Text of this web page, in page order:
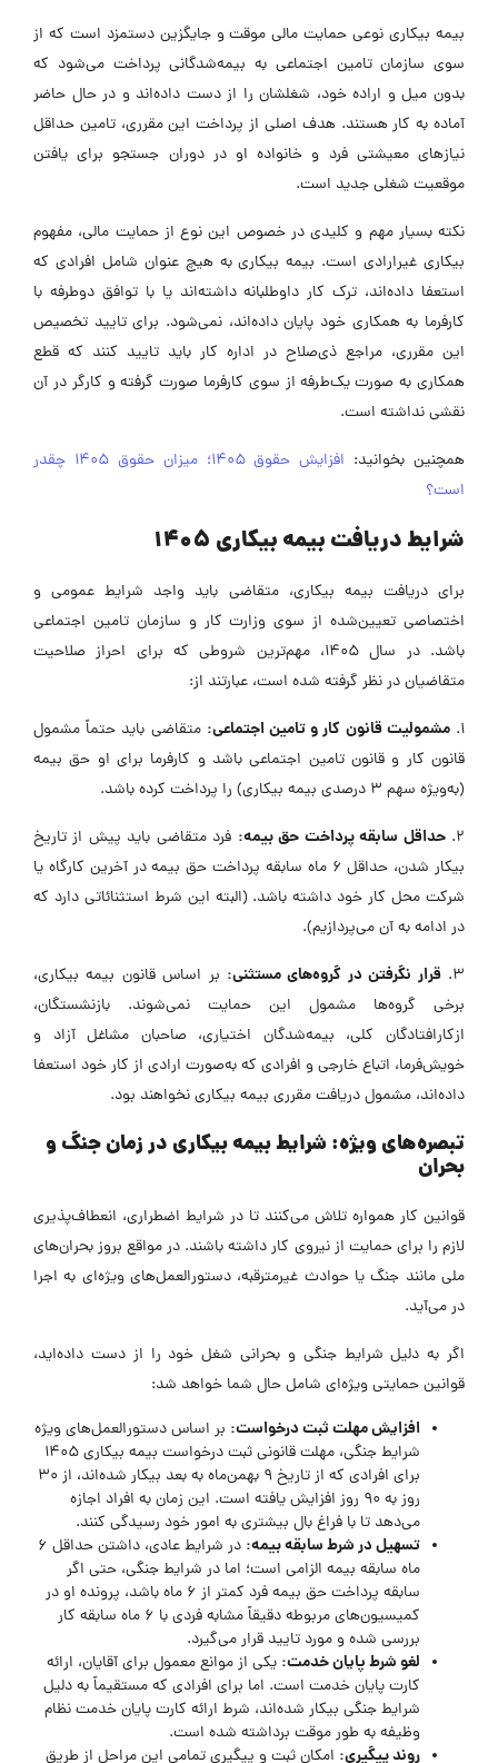
بیمه بیکاری نوعی حمایت مالی موقت و جایگزین دستمزد است که از
سوی سازمان تامین اجتماعی به بیمه‌شدگانی پرداخت می‌شود که
بدون میل و اراده خود، شغلشان را از دست داده‌اند و در حال حاضر
آماده به کار هستند. هدف اصلی از پرداخت این مقرری، تامین حداقل
نیازهای معیشتی فرد و خانواده او در دوران جستجو برای یافتن
موقعیت شغلی جدید است.
نکته بسیار مهم و کلیدی در خصوص این نوع از حمایت مالی، مفهوم
بیکاری غیرارادی است. بیمه بیکاری به هیچ عنوان شامل افرادی که
استعفا داده‌اند، ترک کار داوطلبانه داشته‌اند یا با توافق دوطرفه با
کارفرما به همکاری خود پایان داده‌اند، نمی‌شود. برای تایید تخصیص
این مقرری، مراجع ذی‌صلاح در اداره کار باید تایید کنند که قطع
همکاری به صورت یک‌طرفه از سوی کارفرما صورت گرفته و کارگر در آن
نقشی نداشته است.
همچنین بخوانید:
افزایش حقوق 1405؛ میزان حقوق 1405 چقدر
است؟
شرایط دریافت بیمه بیکاری ۱۴۰۵
برای دریافت بیمه بیکاری، متقاضی باید واجد شرایط عمومی و
اختصاصی تعیین‌شده از سوی وزارت کار و سازمان تامین اجتماعی
باشد. در سال ۱۴۰۵، مهم‌ترین شروطی که برای احراز صلاحیت
متقاضیان در نظر گرفته شده است، عبارتند از:
۱. مشمولیت قانون کار و تامین اجتماعی: متقاضی باید حتماً مشمول
قانون کار و قانون تامین اجتماعی باشد و کارفرما برای او حق بیمه
(به‌ویژه سهم ۳ درصدی بیمه بیکاری) را پرداخت کرده باشد.
۲. حداقل سابقه پرداخت حق بیمه: فرد متقاضی باید پیش از تاریخ
بیکار شدن، حداقل ۶ ماه سابقه پرداخت حق بیمه در آخرین کارگاه یا
شرکت محل کار خود داشته باشد. (البته این شرط استثنائاتی دارد که
در ادامه به آن می‌پردازیم).
۳. قرار نگرفتن در گروه‌های مستثنی: بر اساس قانون بیمه بیکاری،
برخی گروه‌ها مشمول این حمایت نمی‌شوند. بازنشستگان،
ازکارافتادگان کلی، بیمه‌شدگان اختیاری، صاحبان مشاغل آزاد و
خویش‌فرما، اتباع خارجی و افرادی که به‌صورت ارادی از کار خود استعفا
داده‌اند، مشمول دریافت مقرری بیمه بیکاری نخواهند بود.
تبصره‌های ویژه: شرایط بیمه بیکاری در زمان جنگ و
بحران
قوانین کار همواره تلاش می‌کنند تا در شرایط اضطراری، انعطاف‌پذیری
لازم را برای حمایت از نیروی کار داشته باشند. در مواقع بروز بحران‌های
ملی مانند جنگ یا حوادث غیرمترقبه، دستورالعمل‌های ویژه‌ای به اجرا
در می‌آید.
اگر به دلیل شرایط جنگی و بحرانی شغل خود را از دست داده‌اید،
قوانین حمایتی ویژه‌ای شامل حال شما خواهد شد:
افزایش مهلت ثبت درخواست: بر اساس دستورالعمل‌های ویژه
شرایط جنگی، مهلت قانونی ثبت درخواست بیمه بیکاری ۱۴۰۵
برای افرادی که از تاریخ ۹ بهمن‌ماه به بعد بیکار شده‌اند، از ۳۰
روز به ۹۰ روز افزایش یافته است. این زمان به افراد اجازه
می‌دهد تا با فراغ بال بیشتری به امور خود رسیدگی کنند.
تسهیل در شرط سابقه بیمه:
در شرایط عادی، داشتن حداقل ۶
ماه سابقه بیمه الزامی است؛ اما در شرایط جنگی، حتی اگر
سابقه پرداخت حق بیمه فرد کمتر از ۶ ماه باشد، پرونده او در
کمیسیون‌های مربوطه دقیقاً مشابه فردی با ۶ ماه سابقه کار
بررسی شده و مورد تایید قرار می‌گیرد.
لغو شرط پایان خدمت: یکی از موانع معمول برای آقایان، ارائه
کارت پایان خدمت است. اما برای افرادی که مستقیماً به دلیل
شرایط جنگی بیکار شده‌اند، شرط ارائه کارت پایان خدمت نظام
وظیفه به طور موقت برداشته شده است.
روند پیگیری: امکان ثبت و پیگیری تمامی این مراحل از طریق